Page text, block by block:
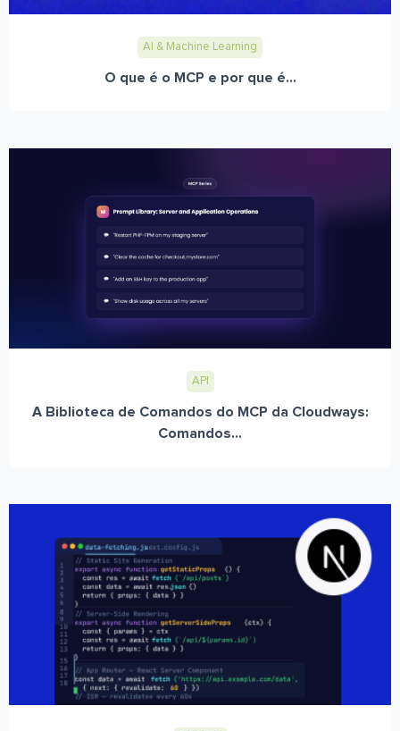
AI & Machine Learning
O que é o MCP e por que é...
API
A Biblioteca de Comandos do MCP da Cloudways:
Comandos...